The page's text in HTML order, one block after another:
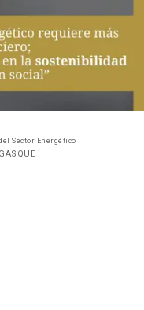
Sector Energético